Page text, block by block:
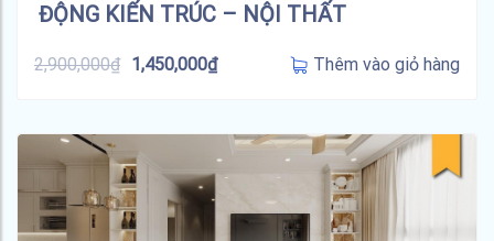
ĐỘNG KIẾN TRÚC – NỘI THẤT
2,900,000₫ 1,450,000₫ Thêm vào giỏ hàng